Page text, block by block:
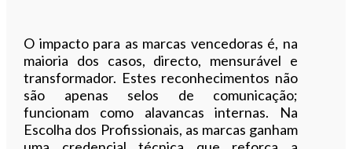
O impacto para as marcas vencedoras é, na
maioria dos casos, directo, mensurável e
transformador. Estes reconhecimentos não
são apenas selos de comunicação;
funcionam como alavancas internas. Na
Escolha dos Profissionais, as marcas ganham